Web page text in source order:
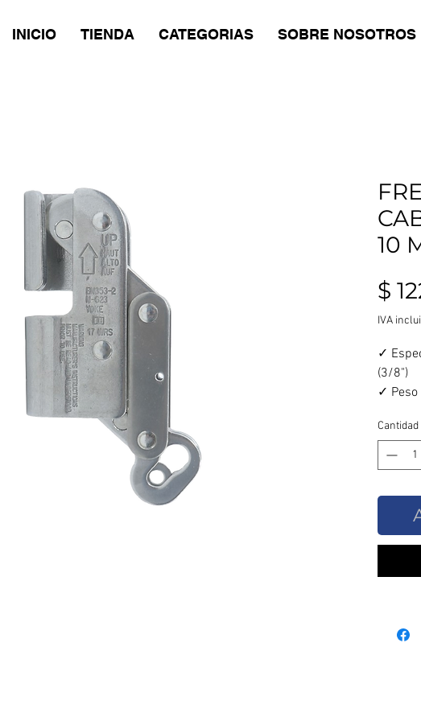
SOBRE NOSOTROS
CATEGORIAS
TIENDA
INICIO
10
$
IVA
✓
(3/8")
✓
✓
Cantidad